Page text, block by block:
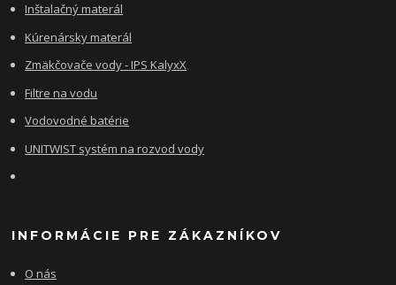
Inštalačný materál
Kúrenársky materál
Zmäkčovače vody - IPS KalyxX
Filtre na vodu
Vodovodné batérie
UNITWIST systém na rozvod vody
INFORMÁCIE PRE ZÁKAZNÍKOV
O nás